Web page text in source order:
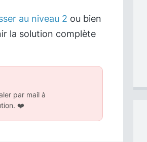
au niveau 2 ou bien
la solution complète
par mail à
❤️